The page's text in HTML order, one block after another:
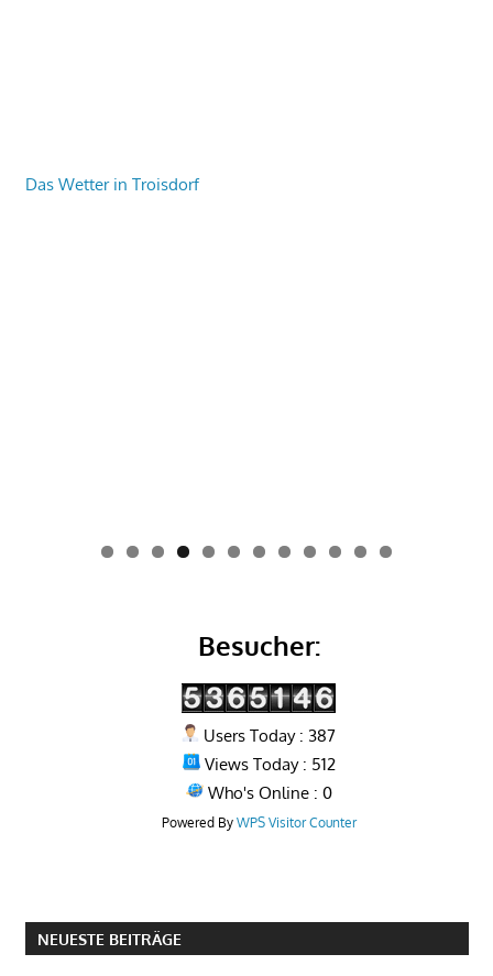
Das Wetter in Troisdorf
0 1 2
Besucher:
Users Today : 387
Views Today : 512
Who's Online : 0
Powered By WPS Visitor Counter
NEUESTE BEITRÄGE